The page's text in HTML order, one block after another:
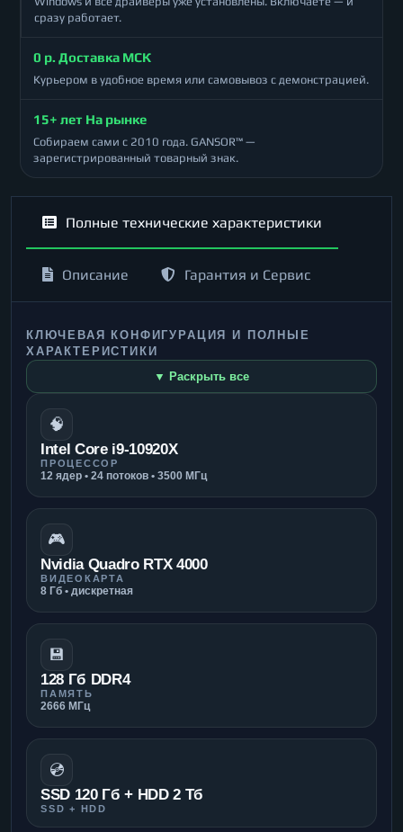
сразу работает.
0 р. Доставка МСК
Курьером в удобное время или самовывоз с демонстрацией.
15+ лет На рынке
Собираем сами с 2010 года. GANSOR™ —
зарегистрированный товарный знак.
Полные технические характеристики
Описание Гарантия и Сервис
КЛЮЧЕВАЯ КОНФИГУРАЦИЯ И ПОЛНЫЕ
ХАРАКТЕРИСТИКИ
▼ Раскрыть все
🧠
Intel Core i9-10920X
ПРОЦЕССОР
12 ядер • 24 потоков • 3500 МГц
🎮
Nvidia Quadro RTX 4000
ВИДЕОКАРТА
8 Гб • дискретная
💾
128 Гб DDR4
ПАМЯТЬ
2666 МГц
💿
SSD 120 Гб + HDD 2 Тб
SSD + HDD